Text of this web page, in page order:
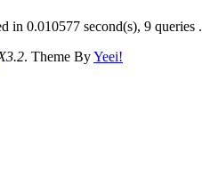
in 0.010577 second(s), 9 queries .
. Theme ByYeei!